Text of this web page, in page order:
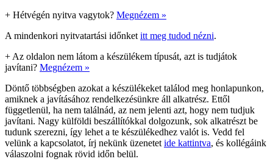
+ Hétvégén nyitva vagytok? Megnézem »
A mindenkori nyitvatartási időnket itt meg tudod nézni.
+ Az oldalon nem látom a készülékem típusát, azt is tudjátok
javítani? Megnézem »
Döntő többségben azokat a készülékeket találod meg honlapunkon,
amiknek a javításához rendelkezésünkre áll alkatrész. Ettől
függetlenül, ha nem találnád, az nem jelenti azt, hogy nem tudjuk
javítani. Nagy külföldi beszállítókkal dolgozunk, sok alkatrészt be
tudunk szerezni, így lehet a te készülékedhez valót is. Vedd fel
velünk a kapcsolatot, írj nekünk üzenetet ide kattintva, és kollégáink
válaszolni fognak rövid időn belül.